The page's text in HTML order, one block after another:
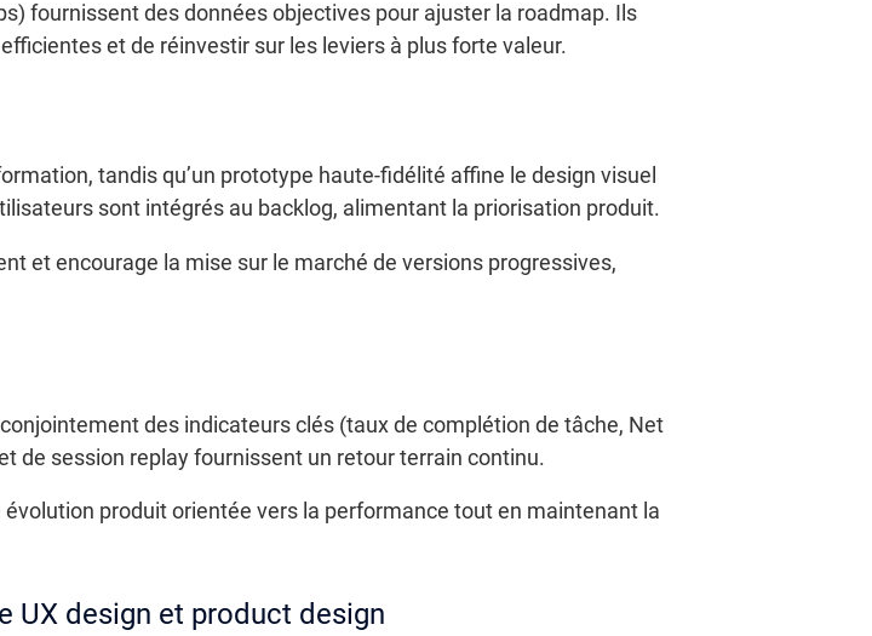
fournissent des données objectives pour ajuster la roadmap. Ils
et de réinvestir sur les leviers à plus forte valeur.
tandis qu’un prototype haute-fidélité affine le design visuel
sont intégrés au backlog, alimentant la priorisation produit.
et encourage la mise sur le marché de versions progressives,
des indicateurs clés (taux de complétion de tâche, Net
de session replay fournissent un retour terrain continu.
produit orientée vers la performance tout en maintenant la
UX design et product design